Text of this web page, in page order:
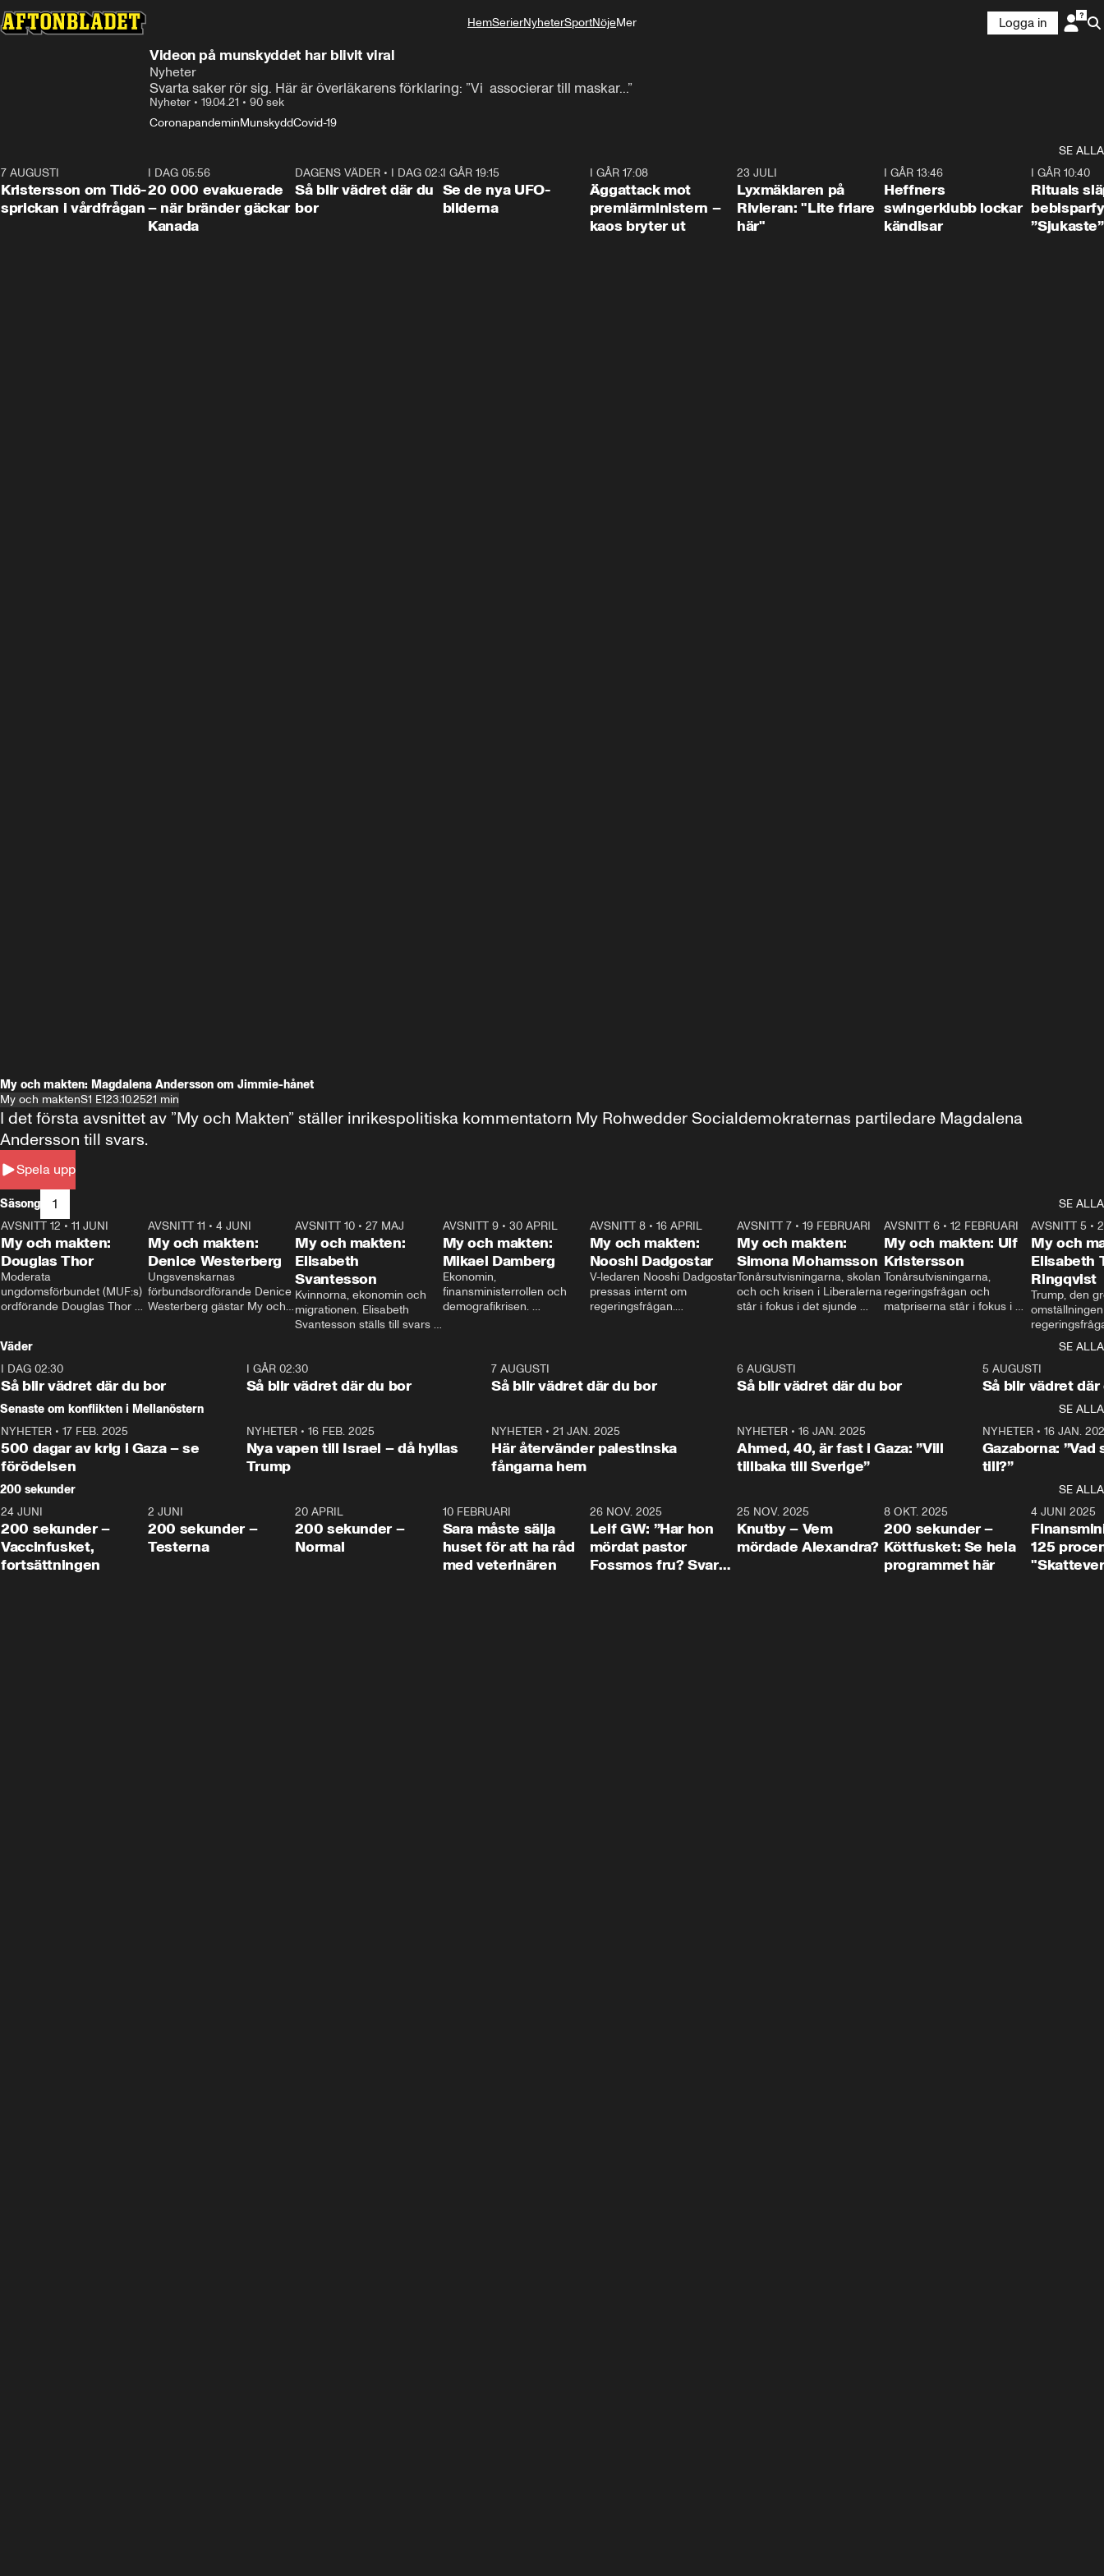
HemSerierNyheterSportNöjeMer
Logga in
Videon på munskyddet har blivit viral
Nyheter
Svarta saker rör sig. Här är överläkarens förklaring: ”Vi  associerar till maskar...”
Nyheter • 19.04.21 • 90 sek
CoronapandeminMunskyddCovid-19
SE ALLA
7 AUGUSTI
Kristersson om Tidö-
sprickan i vårdfrågan
I DAG 05:56
20 000 evakuerade
– när bränder gäckar
Kanada
1:06
DAGENS VÄDER • I DAG 02:30
Så blir vädret där du
bor
I GÅR 19:15
Se de nya UFO-
bilderna
I GÅR 17:08
Äggattack mot
premiärministern –
kaos bryter ut
23 JULI
Lyxmäklaren på
Rivieran: "Lite friare
här"
I GÅR 13:46
Heffners
swingerklubb lockar
kändisar
I GÅR 10:40
Rituals
”Sjukaste”
My och makten: Magdalena Andersson om Jimmie-hånet
My och maktenS1 E123.10.2521 min
Spela upp
I det första avsnittet av ”My och Makten” ställer inrikespolitiska kommentatorn My Rohwedder Socialdemokraternas partiledare Magdalena
Andersson till svars.
Säsong 1
SE ALLA
26:27
AVSNITT 12 • 11 JUNI
My och makten:
Douglas Thor
Moderata
ungdomsförbundet (MUF:s)
ordförande Douglas Thor
tonårsutvisningarna och hur
Moderaterna ska locka
väljare till valet i höst.
23:40
AVSNITT 11 •4 JUNI
My och makten:
Denice Westerberg
Ungsvenskarnas
förbundsordförande Denice
Westerberg gästar My och
AVSNITT 10 •27 MAJ
My och makten:
Elisabeth
Svantesson
Kvinnorna, ekonomin och
migrationen. Elisabeth
Svantesson ställs till svars
AVSNITT 9• 30 APRIL
My och makten:
Mikael Damberg
Ekonomin,
finansministerrollen och
demografikrisen.
och Makten.
AVSNITT 8• 16 APRIL
My och makten:
Nooshi Dadgostar
V-ledaren Nooshi Dadgostar
pressas internt om
regeringsfrågan.
– Vi ställer upp i val. Ska vi
vara med så sitter vi förstås
24:30
AVSNITT 7• 19 FEBRUARI
My och makten:
Simona Mohamsson
Tonårsutvisningarna, skolan
och och krisen i Liberalerna
står i fokus i det sjunde
kommentator My
Rohwedder ställer
utbildnings- och
Mohamsson till svars.
27:30
AVSNITT 6 •12 FEBRUARI
My och makten: Ulf
Kristersson
Tonårsutvisningarna,
regeringsfrågan och
matpriserna står i fokus i
Rohwedder ställer
statsminister Ulf Kristersson
AVSNITT 5 •
My och
Elisabeth
Ringqvist
Trump, den
centrum i
avsnittet av
Makten”. Se
Aftonbladets
Rohwedder
Thand Ring
Väder
SE ALLA
I DAG 02:30
Så blir vädret där du bor
1:06
I GÅR 02:30
Så blir vädret där du bor
7 AUGUSTI
Så blir vädret där du bor
6 AUGUSTI
Så blir vädret där du bor
5 AUGUSTI
Så blir vädret där
Senaste om konflikten i Mellanöstern
SE ALLA
NYHETER • 17 FEB. 2025
500 dagar av krig i Gaza – se
förödelsen
NYHETER• 16 FEB. 2025
Nya vapen till Israel – då hyllas
Trump
NYHETER •21 JAN. 2025
Här återvänder palestinska
fångarna hem
NYHETER• 16 JAN. 2025
Ahmed, 40, är fast i Gaza: ”Vill
tillbaka till Sverige”
NYHETER• 16 JAN.
Gazaborna:
till?”
200 sekunder
SE ALLA
5:00
24 JUNI
200 sekunder –
Vaccinfusket,
fortsättningen
4:23
2 JUNI
200 sekunder –
Testerna
20 APRIL
200 sekunder –
Normal
10 FEBRUARI
Sara måste sälja
huset för att ha råd
med veterinären
26 NOV. 2025
Leif GW: ”Har hon
mördat pastor
Fossmos fru? Svar
31:05
25 NOV. 2025
Knutby – Vem
mördade Alexandra?
4:29
8 OKT. 2025
200 sekunder –
Köttfusket: Se hela
programmet här
4 JUNI 2025
125